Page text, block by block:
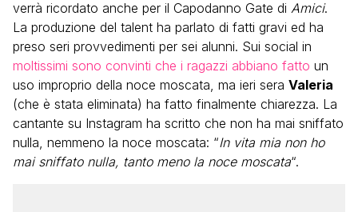
verrà ricordato anche per il Capodanno Gate di Amici.
La produzione del talent ha parlato di fatti gravi ed ha
preso seri provvedimenti per sei alunni. Sui social in
moltissimi sono convinti che i ragazzi abbiano fatto un
uso improprio della noce moscata, ma ieri sera Valeria
(che è stata eliminata) ha fatto finalmente chiarezza. La
cantante su Instagram ha scritto che non ha mai sniffato
nulla, nemmeno la noce moscata: “In vita mia non ho
mai sniffato nulla, tanto meno la noce moscata“.